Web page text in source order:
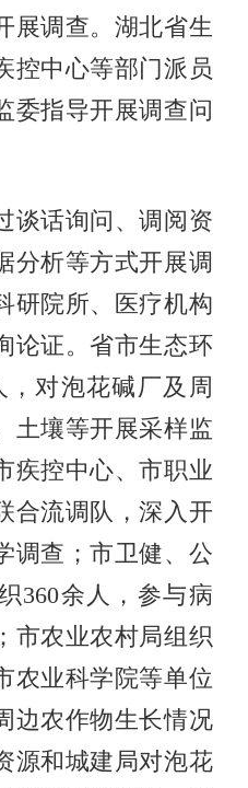
展调查。湖北省生
控中心等部门派员
委指导开展调查问
话询问、调阅资
分析等方式开展调
研院所、医疗机构
论证。省市生态环
，对泡花碱厂及周
土壤等开展采样监
疾控中心、市职业
合流调队，深入开
调查；市卫健、公
360余人，参与病
市农业农村局组织
农业科学院等单位
边农作物生长情况
源和城建局对泡花